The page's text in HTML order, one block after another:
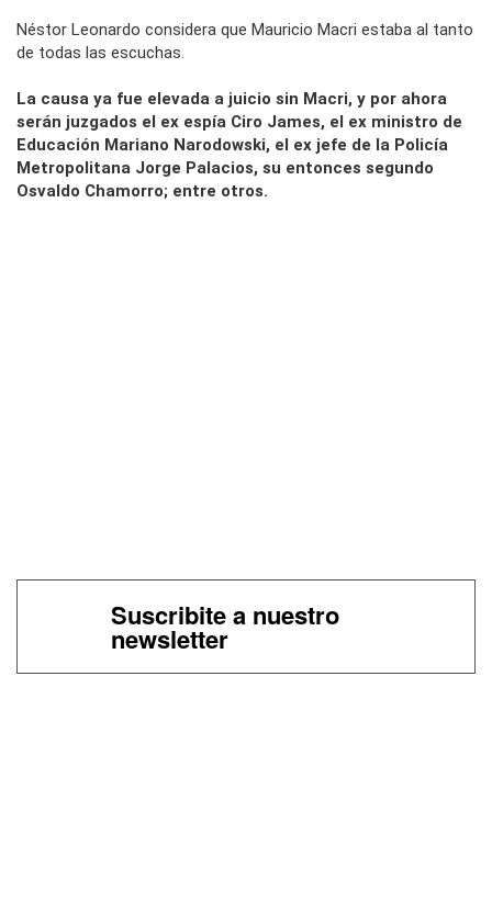
Néstor Leonardo considera que Mauricio Macri estaba al tanto
de todas las escuchas.
La causa ya fue elevada a juicio sin Macri, y por ahora
serán juzgados el ex espía Ciro James, el ex ministro de
Educación Mariano Narodowski, el ex jefe de la Policía
Metropolitana Jorge Palacios, su entonces segundo
Osvaldo Chamorro; entre otros.
Suscribite a nuestro
newsletter